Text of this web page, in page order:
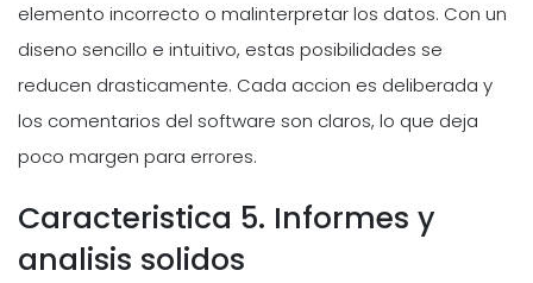
elemento incorrecto o malinterpretar los datos. Con un
diseno sencillo e intuitivo, estas posibilidades se
reducen drasticamente. Cada accion es deliberada y
los comentarios del software son claros, lo que deja
poco margen para errores.
Caracteristica 5. Informes y
analisis solidos